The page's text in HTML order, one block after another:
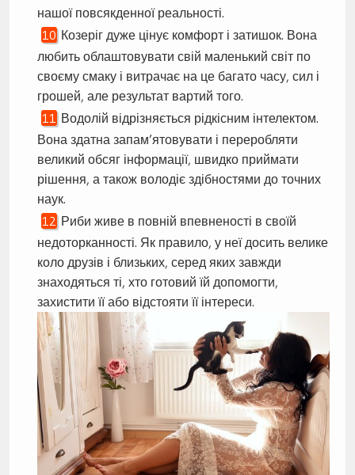
нашої повсякденної реальності.
Козеріг дуже цінує комфорт і затишок. Вона
любить облаштовувати свій маленький світ по
своєму смаку і витрачає на це багато часу, сил і
грошей, але результат вартий того.
Водолій відрізняється рідкісним інтелектом.
Вона здатна запам’ятовувати і переробляти
великий обсяг інформації, швидко приймати
рішення, а також володіє здібностями до точних
наук.
Риби живе в повній впевненості в своїй
недоторканності. Як правило, у неї досить велике
коло друзів і близьких, серед яких завжди
знаходяться ті, хто готовий їй допомогти,
захистити її або відстояти її інтереси.